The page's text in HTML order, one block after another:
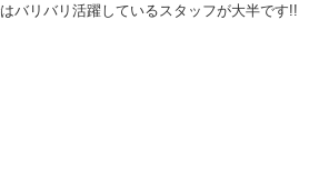
バリバリ活躍しているスタッフが大半です!!